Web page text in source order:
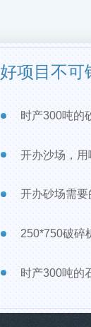
好项目不可
时产300吨的
开办沙场，
开办砂场需要
250*750破碎
时产300吨的